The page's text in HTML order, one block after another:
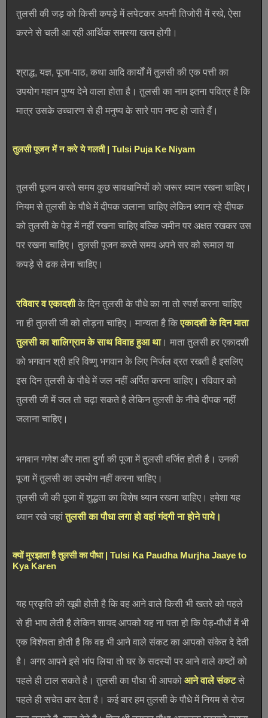
तुलसी की जड़ को किसी कपड़े में लपेटकर अपनी तिजोरी में रखे, ऐसा
करने से चली आ रही आर्थिक समस्या खत्म होगी।
श्राद्ध, यज्ञ, पूजा-पाठ, कथा आदि कार्यों में तुलसी की एक पत्ती का
उपयोग महान पुण्य देने वाला होता है। तुलसी का नाम इतना पवित्र है कि
मात्र उसके उच्चारण से ही मनुष्य के सारे पाप नष्ट हो जाते हैं।
तुलसी पूजन में न करे ये गलती | Tulsi Puja Ke Niyam
तुलसी पूजन करते समय कुछ सावधानियों को जरूर ध्यान रखना चाहिए।
नियम से तुलसी के पौधे में दीपक जलाना चाहिए लेकिन ध्यान रहे दीपक
को तुलसी के पेड़ में नहीं रखना चाहिए बल्कि जमीन पर अक्षत रखकर उस
पर रखना चाहिए। तुलसी पूजन करते समय अपने सर को रूमाल या
कपड़े से ढक लेना चाहिए।
रविवार व एकादशीके दिन तुलसी के पौधे का ना तो स्पर्श करना चाहिए
ना ही तुलसी जी को तोड़ना चाहिए। मान्यता है किएकादशी के दिन माता
तुलसी का शालिग्राम के साथ विवाह हुआ था। माता तुलसी हर एकादशी
को भगवान श्री हरि विष्णु भगवान के लिए निर्जल व्रत रखती है इसलिए
इस दिन तुलसी के पौधे में जल नहीं अर्पित करना चाहिए। रविवार को
तुलसी जी में जल तो चढ़ा सकते है लेकिन तुलसी के नीचे दीपक नहीं
जलाना चाहिए।
भगवान गणेश और माता दुर्गा की पूजा में तुलसी वर्जित होती है। उनकी
पूजा में तुलसी का उपयोग नहीं करना चाहिए।
तुलसी जी की पूजा में शुद्धता का विशेष ध्यान रखना चाहिए। हमेशा यह
ध्यान रखे जहांतुलसी का पौधा लगा हो वहां गंदगी ना होने पाये।
क्यों मुरझाता है तुलसी का पौधा | Tulsi Ka Paudha Murjha Jaaye to
Kya Karen
यह प्रकृति की खूबी होती है कि वह आने वाले किसी भी खतरे को पहले
से ही भाप लेती है लेकिन शायद आपको यह ना पता हो कि पेड़-पौधों में भी
एक विशेषता होती है कि वह भी आने वाले संकट का आपको संकेत दे देती
है। अगर आपने इसे भांप लिया तो घर के सदस्यों पर आने वाले कष्टों को
पहले ही टाल सकते है। तुलसी का पौधा भी आपको आने वाले संकटसे
पहले ही सचेत कर देता है। कई बार हम तुलसी के पौधे में नियम से रोज